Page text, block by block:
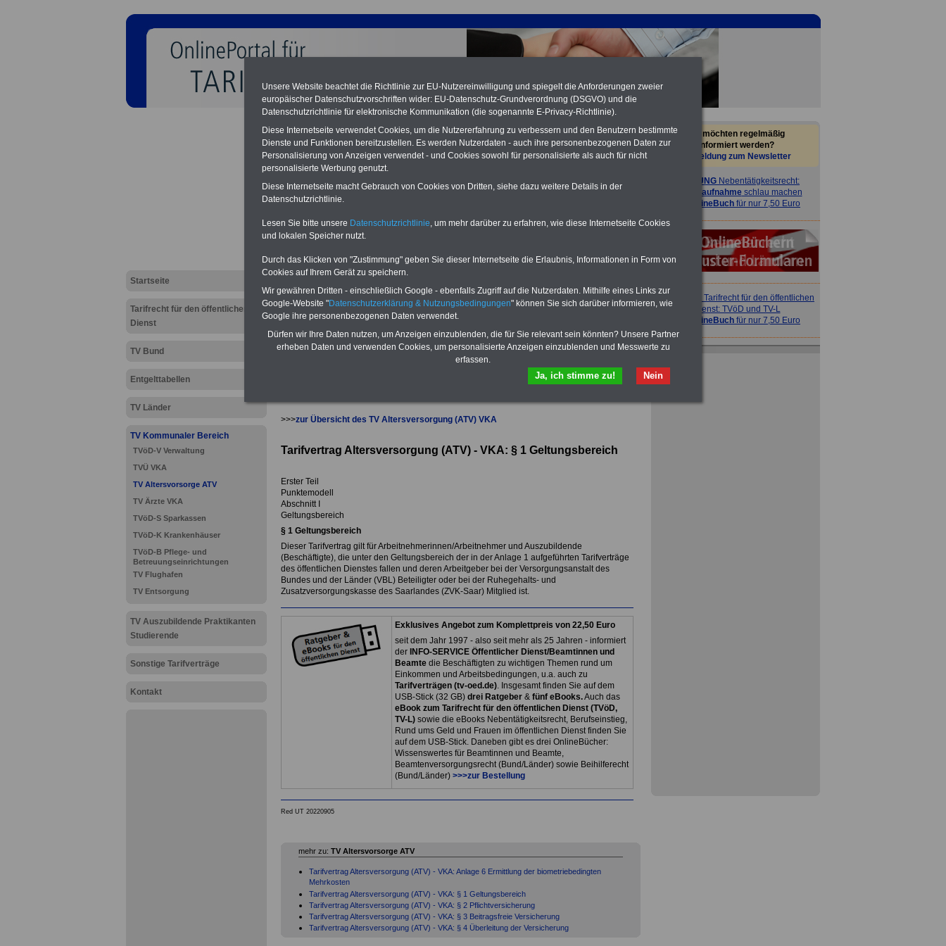
Startseite
Tarifrecht für den öffentlichen
Dienst
TV Bund
Entgelttabellen
TV Länder
TV Kommunaler Bereich
TVöD-V Verwaltung
TVÜ VKA
TV Altersvorsorge ATV
TV Ärzte VKA
TVöD-S Sparkassen
TVöD-K Krankenhäuser
TVöD-B Pflege- und
Betreuungseinrichtungen
TV Flughafen
TV Entsorgung
TV Auszubildende Praktikanten
Studierende
Sonstige Tarifverträge
Kontakt
Tarifvertrag Altersversorgung (ATV) - VKA: § 1 Geltungsbereich
wichtigen Fragen zum Öffentlichen
Tarifverträge für den öffentlichen
Dienst:
Dienst (TVöD, TV-L)sowie weitere
10 Bücher bzw. eBooks zum
herunterladen, lesen und
ausdrucken.Mehr Infos
>>>zur Übersicht des TV Altersversorgung (ATV) VKA
Tarifvertrag Altersversorgung (ATV) - VKA: § 1 Geltungsbereich
Erster Teil
Punktemodell
Abschnitt I
Geltungsbereich
§ 1 Geltungsbereich
Dieser Tarifvertrag gilt für Arbeitnehmerinnen/Arbeitnehmer und Auszubildende
(Beschäftigte), die unter den Geltungsbereich der in der Anlage 1 aufgeführten Tarifverträge
des öffentlichen Dienstes fallen und deren Arbeitgeber bei der Versorgungsanstalt des
Bundes und der Länder (VBL) Beteiligter oder bei der Ruhegehalts- und
Zusatzversorgungskasse des Saarlandes (ZVK-Saar) Mitglied ist.
Exklusives Angebot zum Komplettpreis von 22,50 Euro
seit dem Jahr 1997 - also seit mehr als 25 Jahren - informiert
der INFO-SERVICE Öffentlicher Dienst/Beamtinnen und
Beamtedie Beschäftigten zu wichtigen Themen rund um
Einkommen und Arbeitsbedingungen, u.a. auch zu
Tarifverträgen (tv-oed.de). Insgesamt finden Sie auf dem
USB-Stick (32 GB) drei Ratgeber& fünf eBooks.Auch das
eBook zum Tarifrecht für den öffentlichen Dienst (TVöD,
TV-L)sowie die eBooks Nebentätigkeitsrecht, Berufseinstieg,
Rund ums Geld und Frauen im öffentlichen Dienst finden Sie
auf dem USB-Stick. Daneben gibt es drei OnlineBücher:
Wissenswertes für Beamtinnen und Beamte,
Beamtenversorgungsrecht (Bund/Länder) sowie Beihilferecht
(Bund/Länder) >>>zur Bestellung
Red UT 20220905
mehr zu: TV Altersvorsorge ATV
Tarifvertrag Altersversorgung (ATV) - VKA: Anlage 6 Ermittlung der biometriebedingten
Mehrkosten
Tarifvertrag Altersversorgung (ATV) - VKA: § 1 Geltungsbereich
Tarifvertrag Altersversorgung (ATV) - VKA: § 2 Pflichtversicherung
Tarifvertrag Altersversorgung (ATV) - VKA: § 3 Beitragsfreie Versicherung
Tarifvertrag Altersversorgung (ATV) - VKA: § 4 Überleitung der Versicherung
Sie möchten regelmäßig
informiert werden?
Anmeldung zum Newsletter
ACHTUNG Nebentätigkeitsrecht:
vor Jobaufnahmeschlau machen
OnlineBuch für nur 7,50 Euro
ACHTUNG
Tarifrecht für den öffentlichen
Dienst: TVöD und TV-L
OnlineBuch für nur 7,50 Euro
Unsere Website beachtet die Richtlinie zur EU-Nutzereinwilligung und spiegelt die Anforderungen zweier
europäischer Datenschutzvorschriften wider: EU-Datenschutz-Grundverordnung (DSGVO) und die
Datenschutzrichtlinie für elektronische Kommunikation (die sogenannte E-Privacy-Richtlinie).
Diese Internetseite verwendet Cookies, um die Nutzererfahrung zu verbessern und den Benutzern bestimmte
Dienste und Funktionen bereitzustellen. Es werden Nutzerdaten - auch ihre personenbezogenen Daten zur
Personalisierung von Anzeigen verwendet - und Cookies sowohl für personalisierte als auch für nicht
personalisierte Werbung genutzt.
Diese Internetseite macht Gebrauch von Cookies von Dritten, siehe dazu weitere Details in der
Datenschutzrichtlinie.
Lesen Sie bitte unsere Datenschutzrichtlinie, um mehr darüber zu erfahren, wie diese Internetseite Cookies
und lokalen Speicher nutzt.
Durch das Klicken von "Zustimmung" geben Sie dieser Internetseite die Erlaubnis, Informationen in Form von
Cookies auf Ihrem Gerät zu speichern.
Wir gewähren Dritten - einschließlich Google - ebenfalls Zugriff auf die Nutzerdaten. Mithilfe eines Links zur
Google-Website "Datenschutzerklärung & Nutzungsbedingungen" können Sie sich darüber informieren, wie
Google ihre personenbezogenen Daten verwendet.
Dürfen wir Ihre Daten nutzen, um Anzeigen einzublenden, die für Sie relevant sein könnten? Unsere Partner
erheben Daten und verwenden Cookies, um personalisierte Anzeigen einzublenden und Messwerte zu
erfassen.
Nein
Ja, ich stimme zu!